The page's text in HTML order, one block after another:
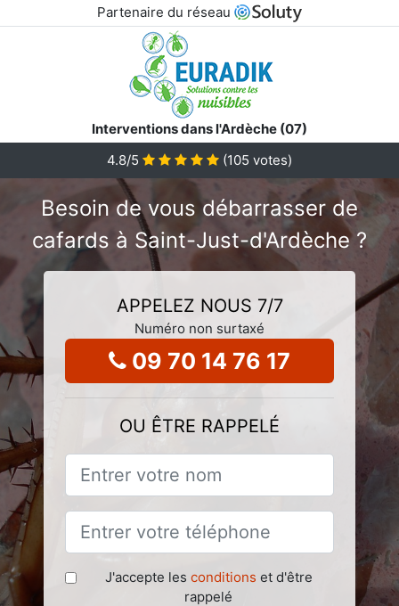
Partenaire du réseau
Interventions dans l'Ardèche (07)
4.8/5 (105 votes)
Besoin de vous débarrasser de
cafards à Saint-Just-d'Ardèche ?
APPELEZ NOUS 7/7
Numéro non surtaxé
09 70 14 76 17
OU ÊTRE RAPPELÉ
J'accepte les conditions et d'être
rappelé